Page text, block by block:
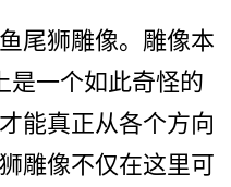
尾狮­雕像。雕像本
是一个如此奇怪­的
能真正从各个方向
雕像不仅在这里可